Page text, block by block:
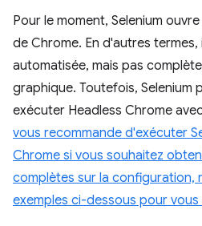
Pour le moment, Selenium
de Chrome. En d'autres
automatisée, mais pas
graphique. Toutefois,
exécuter Headless Chrome
vous recommande d'exécuter
Chrome si vous souhaitez
complètes sur la configuration,
exemples ci-dessous pour vous